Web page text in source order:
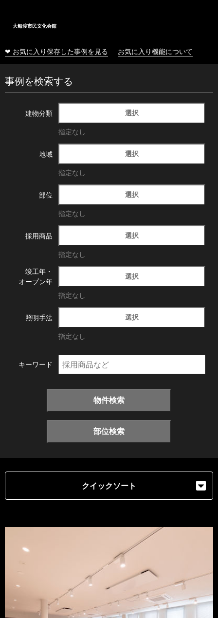
大船渡市民文化会館
❤ お気に入り保存した事例を見る お気に入り機能について
事例を検索する
建物分類 選択
指定なし
地域 選択
指定なし
部位 選択
指定なし
採用商品 選択
指定なし
竣工年・
オープン年
選択
指定なし
照明手法 選択
指定なし
キーワード
物件検索
部位検索
クイックソート